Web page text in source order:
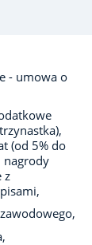
- umowa o
(od 5% do
nagrody
z